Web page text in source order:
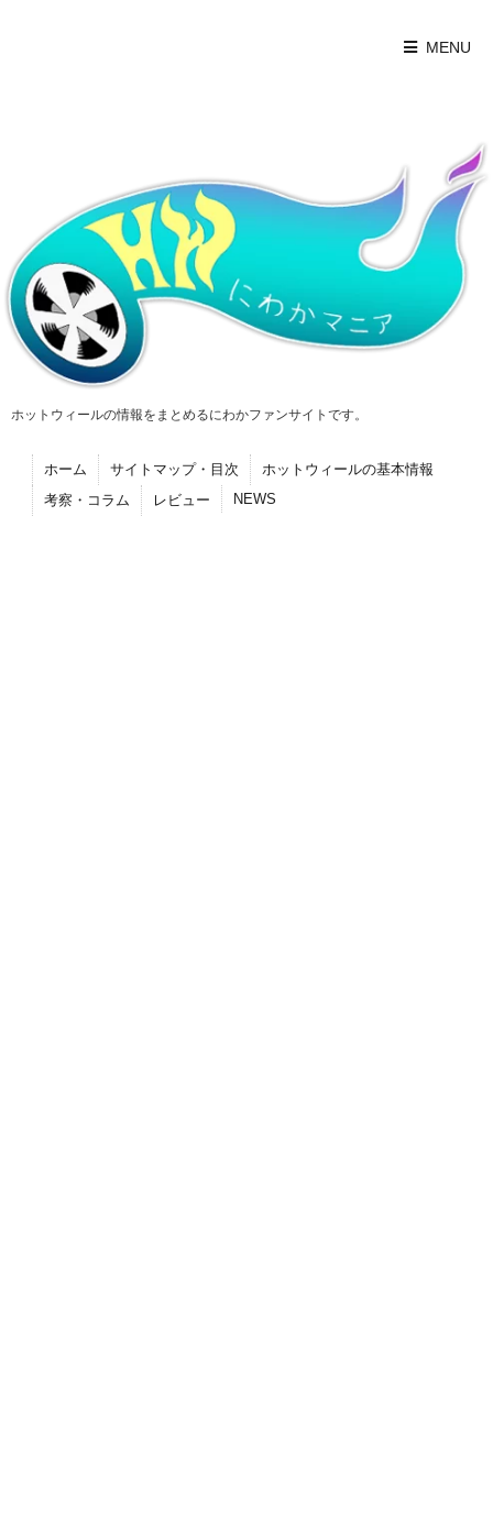
MENU
ホットウィールの情報をまとめるにわかファンサイトです。
ホーム サイトマップ・目次
ホットウィールの基本情報
考察・コラム
レビュー NEWS